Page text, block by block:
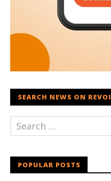
SEARCH NEWS ON REVOI
POPULAR POSTS